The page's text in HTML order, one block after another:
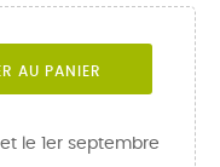
AU PANIER
le 1er septembre